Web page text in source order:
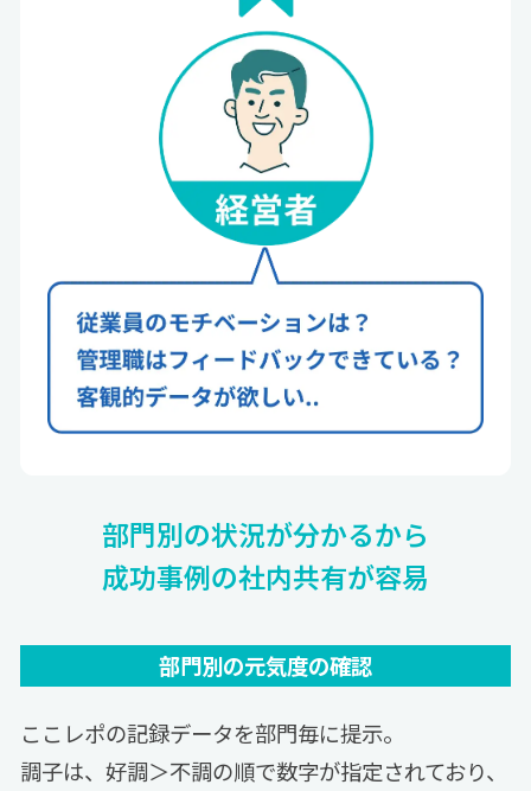
部門別の状況が分かるから
成功事例の社内共有が容易
部門別の元気度の確認
ここレポの記録データを部門毎に提示。
調子は、好調＞不調の順で数字が指定されており、